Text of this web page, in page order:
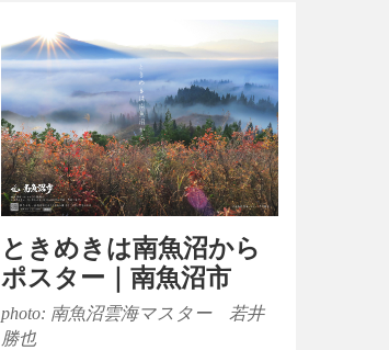
ときめきは南魚沼から
ポスター｜南魚沼市
photo: 南魚沼雲海マスター 若井
勝也